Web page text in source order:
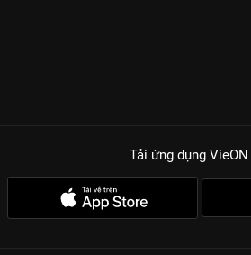
Tải ứng dụng VieON